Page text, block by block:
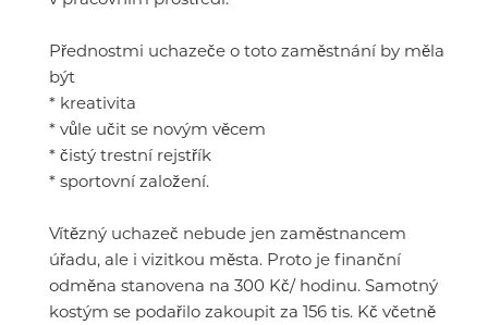
Přednostmi uchazeče o toto zaměstnání by měla
být
* kreativita
* vůle učit se novým věcem
* čistý trestní rejstřík
* sportovní založení.
Vítězný uchazeč nebude jen zaměstnancem
úřadu, ale i vizitkou města. Proto je finanční
odměna stanovena na 300 Kč/ hodinu. Samotný
kostým se podařilo zakoupit za 156 tis. Kč včetně